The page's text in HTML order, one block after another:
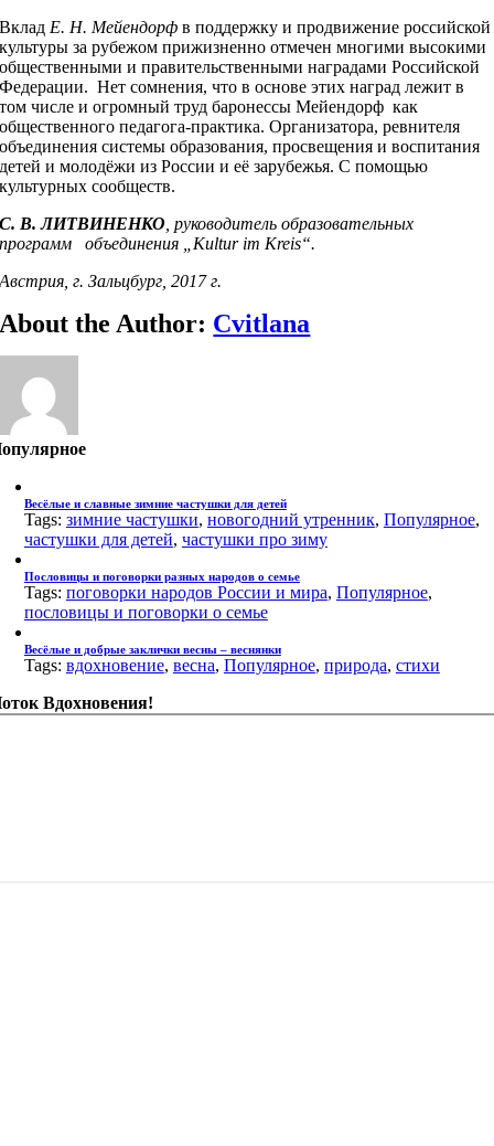
Вклад Е. Н. Мейендорф в поддержку и продвижение российской
культуры за рубежом прижизненно отмечен многими высокими
общественными и правительственными наградами Российской
Федерации. Нет сомнения, что в основе этих наград лежит в
том числе и огромный труд баронессы Мейендорф как
общественного педагога-практика. Организатора, ревнителя
объединения системы образования, просвещения и воспитания
детей и молодёжи из России и её зарубежья. С помощью
культурных сообществ.
С. В. ЛИТВИНЕНКО , руководитель образовательных
программ объединения „Kultur im Kreis“.
Австрия, г. Зальцбург, 2017 г.
About the Author: Cvitlana
Весёлые и славные зимние частушки для детей
Tags: зимние частушки, новогодний утренник, Популярное,
частушки для детей, частушки про зиму
Пословицы и поговорки разных народов о семье
Tags: поговорки народов России и мира, Популярное,
пословицы и поговорки о семье
Весёлые и добрые заклички весны – веснянки
Tags: вдохновение, весна, Популярное, природа, стихи
Вдохновения!